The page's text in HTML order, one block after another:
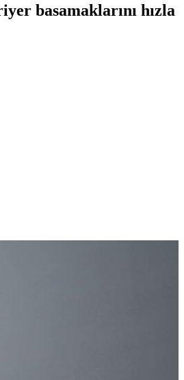
basamaklarını hızla